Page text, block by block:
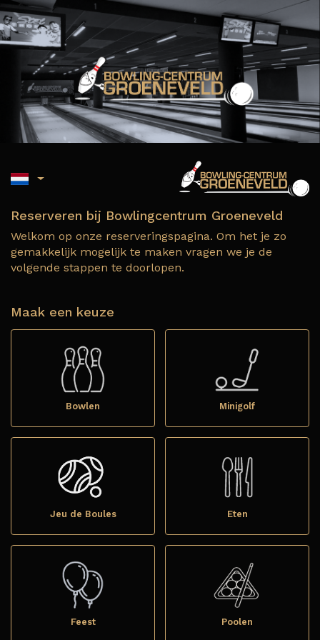
Reserveren bij Bowlingcentrum Groeneveld
Welkom op onze reserveringspagina. Om het je zo
gemakkelijk mogelijk te maken vragen we je de
volgende stappen te doorlopen.
Maak een keuze
Bowlen Minigolf
Jeu de Boules Eten
Feest Poolen